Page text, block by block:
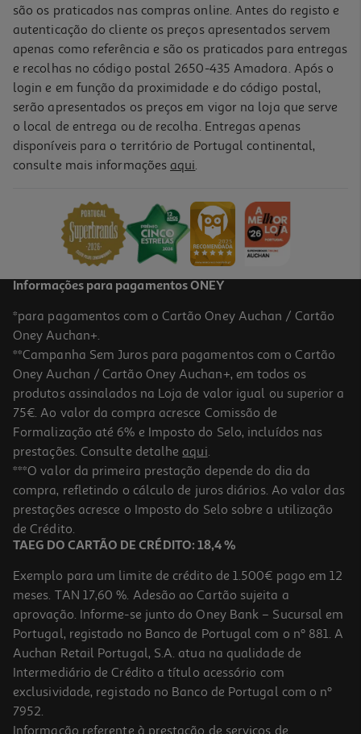
-10%
Livro O Grande Livro De Atividades Com Tablet - Escrever E Contar
PVP de editor
12,59 €
-10%
Livro O Grande Livro De Atividades Com Tablet - Abc E 123
12.59 €/un
13,99 € PVP de editor
12,59 €
-10%
são os praticados nas compras online. Antes do registo e
autenticação do cliente os preços apresentados servem
apenas como referência e são os praticados para entregas
e recolhas no código postal 2650-435 Amadora. Após o
login e em função da proximidade e do código postal,
serão apresentados os preços em vigor na loja que serve
o local de entrega ou de recolha. Entregas apenas
disponíveis para o território de Portugal continental,
consulte mais informações aqui.
Informações para pagamentos ONEY
*para pagamentos com o Cartão Oney Auchan / Cartão
Oney Auchan+.
**Campanha Sem Juros para pagamentos com o Cartão
Oney Auchan / Cartão Oney Auchan+, em todos os
produtos assinalados na Loja de valor igual ou superior a
75€. Ao valor da compra acresce Comissão de
Formalização até 6% e Imposto do Selo, incluídos nas
prestações. Consulte detalhe aqui.
***O valor da primeira prestação depende do dia da
compra, refletindo o cálculo de juros diários. Ao valor das
prestações acresce o Imposto do Selo sobre a utilização
de Crédito.
TAEG DO CARTÃO DE CRÉDITO: 18,4 %
Exemplo para um limite de crédito de 1.500€ pago em 12
meses. TAN 17,60 %. Adesão ao Cartão sujeita a
aprovação. Informe-se junto do Oney Bank – Sucursal em
Portugal, registado no Banco de Portugal com o nº 881. A
Auchan Retail Portugal, S.A. atua na qualidade de
Intermediário de Crédito a título acessório com
exclusividade, registado no Banco de Portugal com o nº
7952.
Informação referente à prestação de serviços de